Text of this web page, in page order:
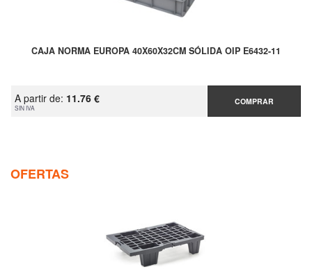
CAJA NORMA EUROPA 40X60X32CM SÓLIDA OIP E6432-11
A partir de: 11.76 €
SIN IVA
COMPRAR
OFERTAS